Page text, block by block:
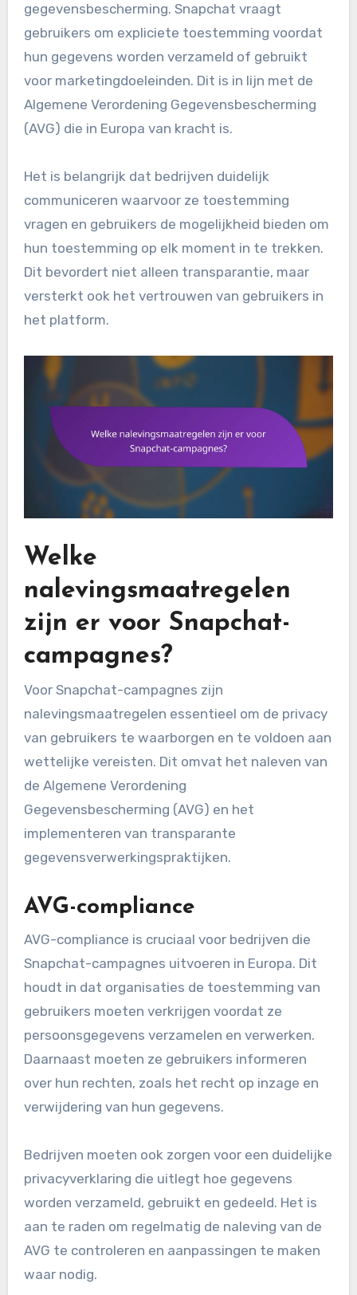
gegevensbescherming. Snapchat vraagt
gebruikers om expliciete toestemming voordat
hun gegevens worden verzameld of gebruikt
voor marketingdoeleinden. Dit is in lijn met de
Algemene Verordening Gegevensbescherming
(AVG) die in Europa van kracht is.
Het is belangrijk dat bedrijven duidelijk
communiceren waarvoor ze toestemming
vragen en gebruikers de mogelijkheid bieden om
hun toestemming op elk moment in te trekken.
Dit bevordert niet alleen transparantie, maar
versterkt ook het vertrouwen van gebruikers in
het platform.
Welke
nalevingsmaatregelen
zijn er voor Snapchat-
campagnes?
Voor Snapchat-campagnes zijn
nalevingsmaatregelen essentieel om de privacy
van gebruikers te waarborgen en te voldoen aan
wettelijke vereisten. Dit omvat het naleven van
de Algemene Verordening
Gegevensbescherming (AVG) en het
implementeren van transparante
gegevensverwerkingspraktijken.
AVG-compliance
AVG-compliance is cruciaal voor bedrijven die
Snapchat-campagnes uitvoeren in Europa. Dit
houdt in dat organisaties de toestemming van
gebruikers moeten verkrijgen voordat ze
persoonsgegevens verzamelen en verwerken.
Daarnaast moeten ze gebruikers informeren
over hun rechten, zoals het recht op inzage en
verwijdering van hun gegevens.
Bedrijven moeten ook zorgen voor een duidelijke
privacyverklaring die uitlegt hoe gegevens
worden verzameld, gebruikt en gedeeld. Het is
aan te raden om regelmatig de naleving van de
AVG te controleren en aanpassingen te maken
waar nodig.